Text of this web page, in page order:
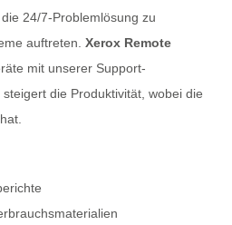
24/7-Problemlösung zu
auftreten. Xerox Remote
mit unserer Support-
die Produktivität, wobei die